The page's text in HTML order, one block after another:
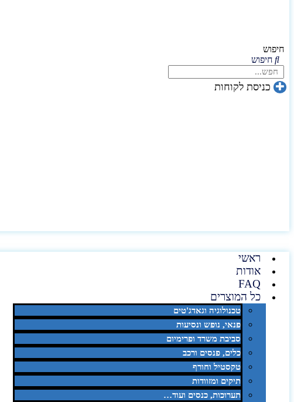
חיפוש
חיפוש
כניסת לקוחות
ראשי
אודות
FAQ
כל המוצרים
טכנולוגיה וגאדג'טים
פנאי, נופש ונסיעות
סביבת משרד ופרימיום
כלים, פנסים ורכב
טקסטיל וחורף
תיקים ומזוודות
תערוכות, כנסים ועוד…